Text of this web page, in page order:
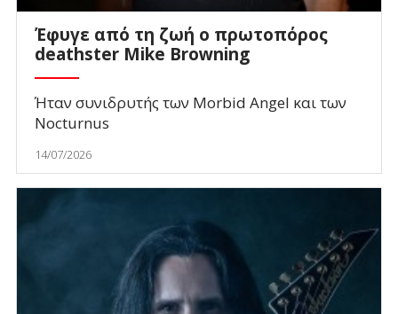
Έφυγε από τη ζωή ο πρωτοπόρος
deathster Mike Browning
Ήταν συνιδρυτής των Morbid Angel και των
Nocturnus
14/07/2026